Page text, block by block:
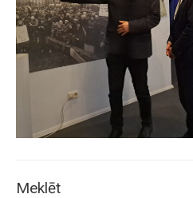
Meklēt